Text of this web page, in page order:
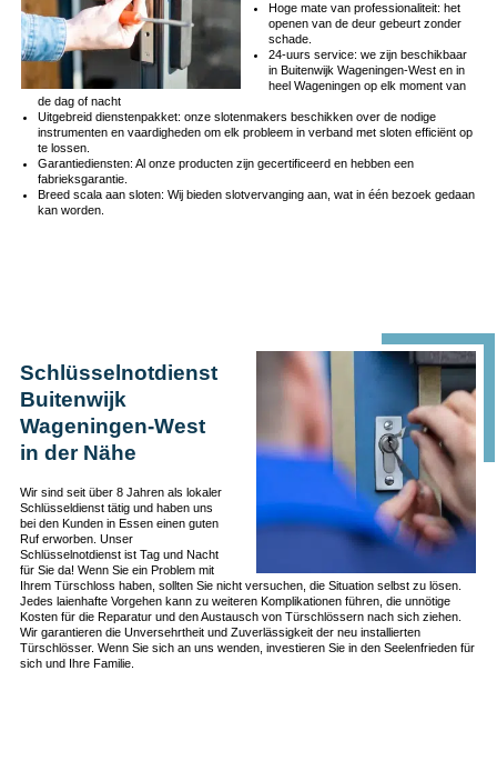
Hoge mate van professionaliteit: het
openen van de deur gebeurt zonder
schade.
24-uurs service: we zijn beschikbaar
in Buitenwijk Wageningen-West en in
heel Wageningen op elk moment van
de dag of nacht
Uitgebreid dienstenpakket: onze slotenmakers beschikken over de nodige
instrumenten en vaardigheden om elk probleem in verband met sloten efficiënt op
te lossen.
Garantiediensten: Al onze producten zijn gecertificeerd en hebben een
fabrieksgarantie.
Breed scala aan sloten: Wij bieden slotvervanging aan, wat in één bezoek gedaan
kan worden.
Schlüsselnotdienst
Buitenwijk
Wageningen-West
in der Nähe
Wir sind seit über 8 Jahren als lokaler
Schlüsseldienst tätig und haben uns
bei den Kunden in Essen einen guten
Ruf erworben. Unser
Schlüsselnotdienst ist Tag und Nacht
für Sie da! Wenn Sie ein Problem mit
Ihrem Türschloss haben, sollten Sie nicht versuchen, die Situation selbst zu lösen.
Jedes laienhafte Vorgehen kann zu weiteren Komplikationen führen, die unnötige
Kosten für die Reparatur und den Austausch von Türschlössern nach sich ziehen.
Wir garantieren die Unversehrtheit und Zuverlässigkeit der neu installierten
Türschlösser. Wenn Sie sich an uns wenden, investieren Sie in den Seelenfrieden für
sich und Ihre Familie.